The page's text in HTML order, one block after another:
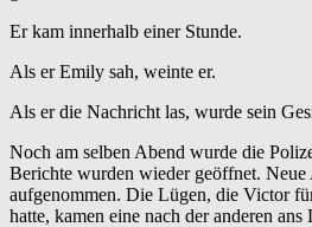
Er kam innerhalb einer Stunde.
Als er Emily sah, weinte er.
Als er die Nachricht las, wurde sein
Noch am selben Abend wurde die
Berichte wurden wieder geöffnet. Neue
aufgenommen. Die Lügen, die Victor
hatte, kamen eine nach der anderen ans